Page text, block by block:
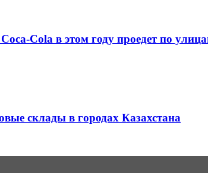
Cola в этом году проедет по
склады в городах Казахстана